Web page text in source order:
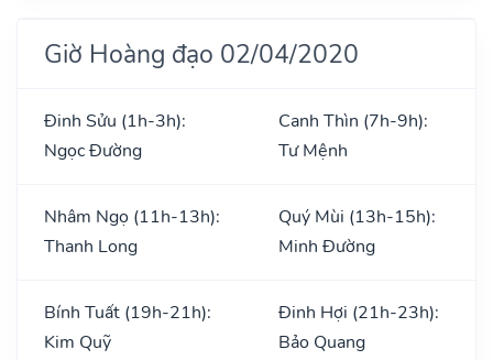
Giờ Hoàng đạo 02/04/2020
Đinh Sửu (1h-3h):
Ngọc Đường
Canh Thìn (7h-9h):
Tư Mệnh
Nhâm Ngọ (11h-13h):
Thanh Long
Quý Mùi (13h-15h):
Minh Đường
Bính Tuất (19h-21h):
Kim Quỹ
Đinh Hợi (21h-23h):
Bảo Quang